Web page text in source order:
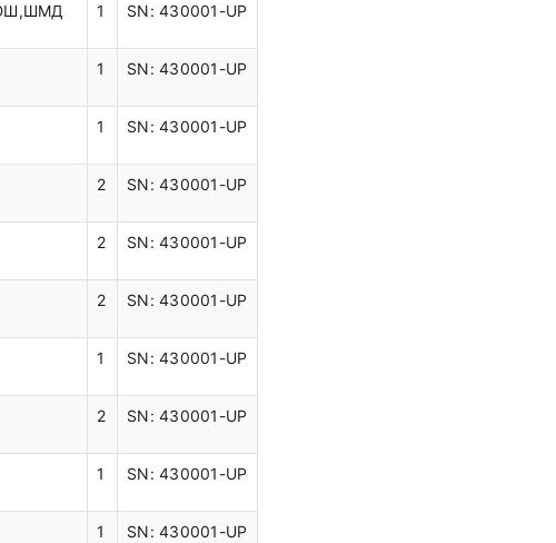
1 SN: 430001-UP
1 SN: 430001-UP
1 SN: 430001-UP
2 SN: 430001-UP
2 SN: 430001-UP
2 SN: 430001-UP
1 SN: 430001-UP
2 SN: 430001-UP
1 SN: 430001-UP
1 SN: 430001-UP